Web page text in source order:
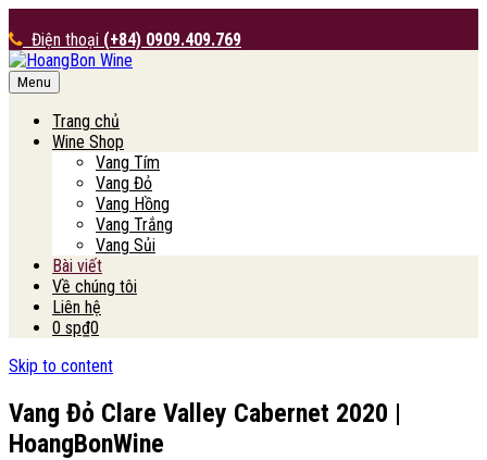
Điện thoại (+84) 0909.409.769
HoangBon Wine
Menu
Trang chủ
Wine Shop
Vang Tím
Vang Đỏ
Vang Hồng
Vang Trắng
Vang Sủi
Bài viết
Về chúng tôi
Liên hệ
0 sp₫0
Skip to content
Vang Đỏ Clare Valley Cabernet 2020 |
HoangBonWine